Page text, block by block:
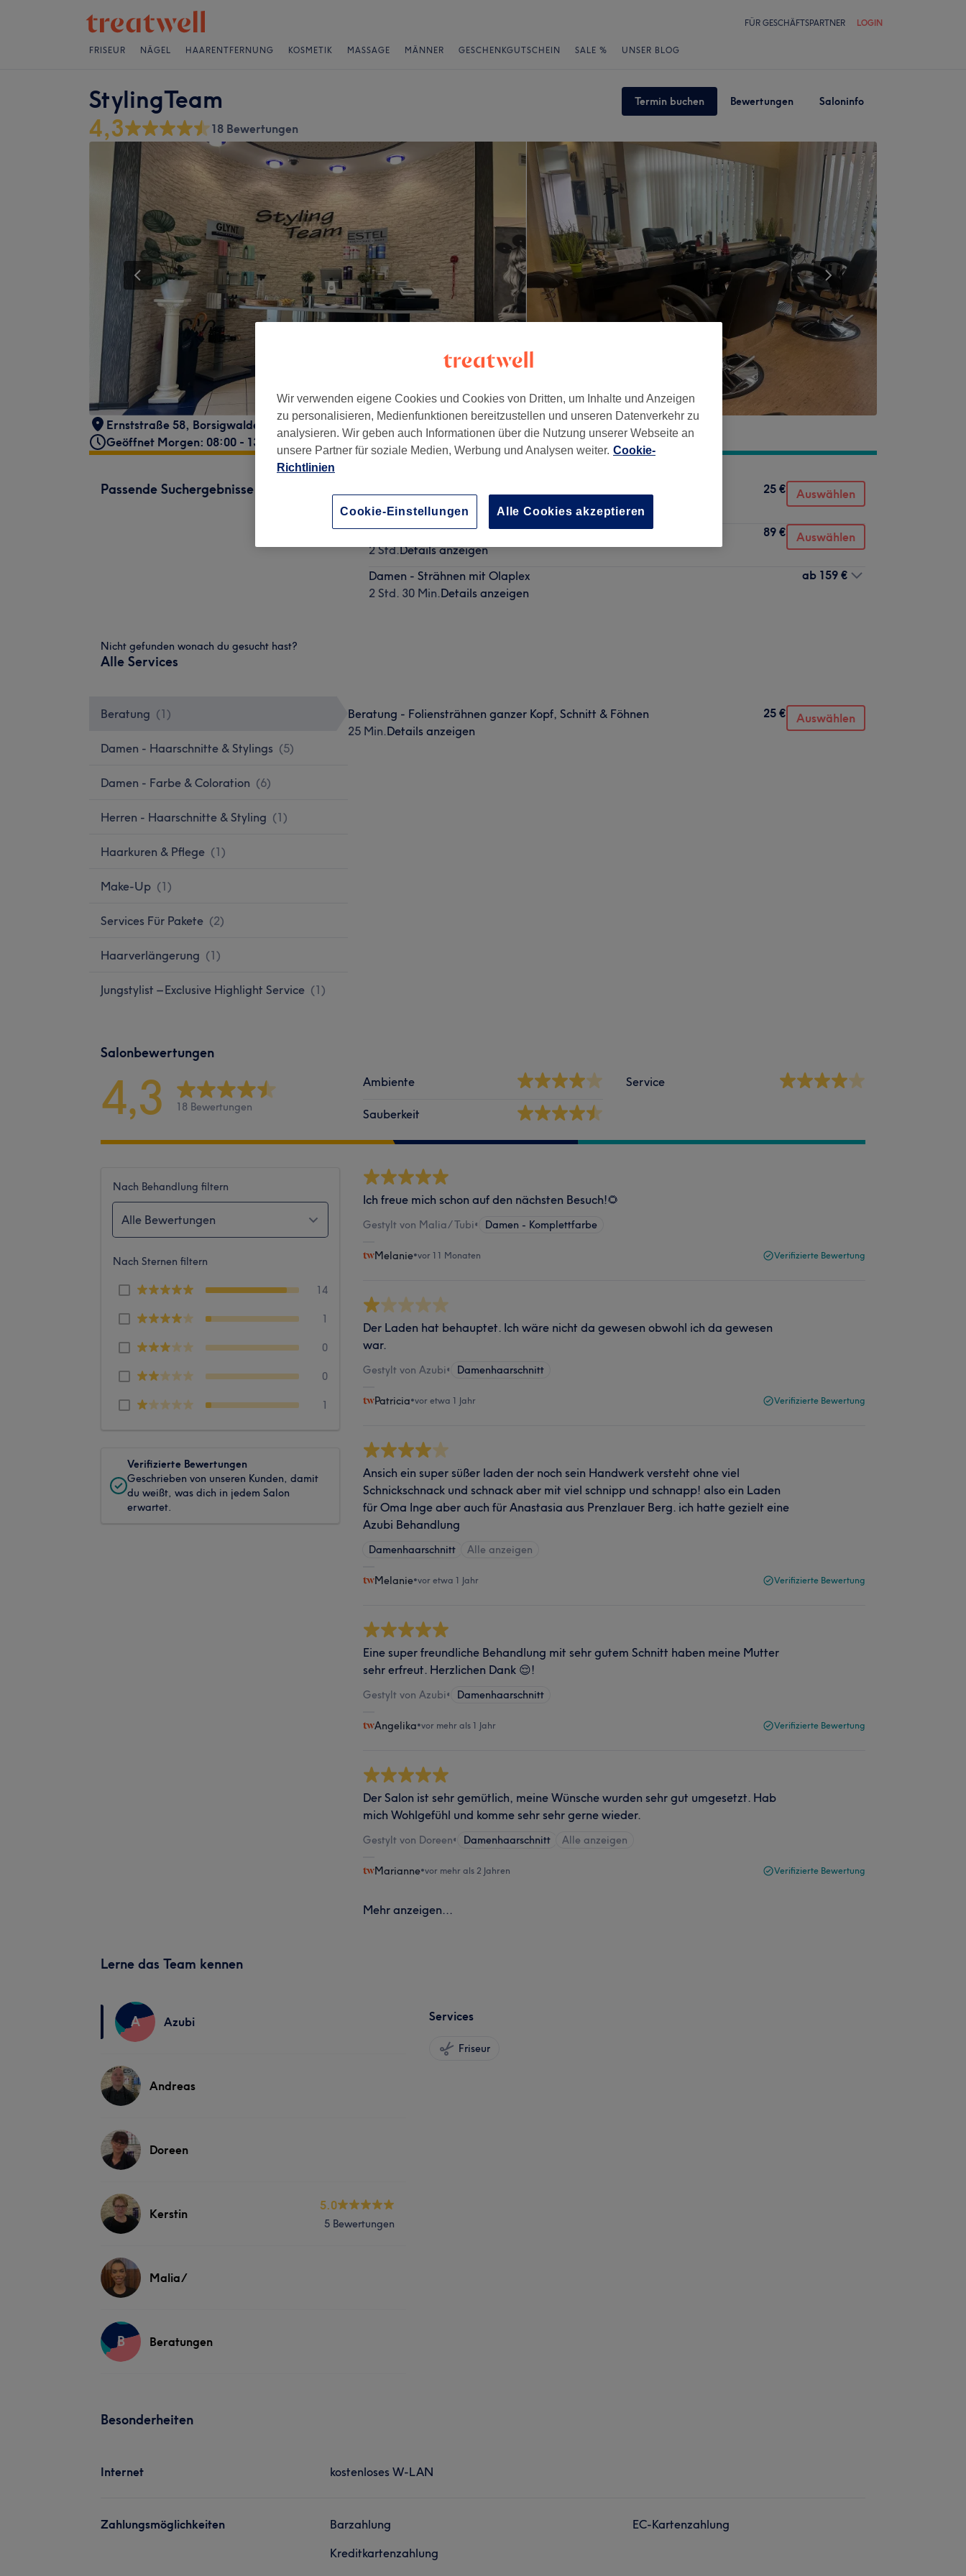
FÜR GESCHÄFTSPARTNER LOGIN
FRISEUR NÄGEL HAARENTFERNUNG KOSMETIK MASSAGE MÄNNER GESCHENKGUTSCHEIN SALE % UNSER BLOG
StylingTeam Termin buchen Bewertungen Saloninfo
4,3 18 Bewertungen
Ernststraße 58, Borsigwalde Berlin , 13509
Geöffnet Morgen: 08:00 - 13:00
Passende Suchergebnisse
25 Min.Details anzeigen
25 € Auswählen
Damen kurz- Strähnen ganzer Kopf
2 Std.Details anzeigen
89 € Auswählen
Damen - Strähnen mit Olaplex
2 Std. 30 Min.Details anzeigen
ab 159 €
Nicht gefunden wonach du gesucht hast?
Alle Services
Beratung (1 )
Damen - Haarschnitte & Stylings (5)
Damen - Farbe & Coloration (6)
Herren - Haarschnitte & Styling (1)
Haarkuren & Pflege (1)
Make-Up (1)
Services Für Pakete (2)
Haarverlängerung (1)
Jungstylist – Exclusive Highlight Service (1)
Beratung - Foliensträhnen ganzer Kopf, Schnitt & Föhnen
25 Min.Details anzeigen
25 € Auswählen
Salonbewertungen
4,3 18 Bewertungen
Ambiente
Sauberkeit
Service
Nach Behandlung filtern
Alle Bewertungen
Nach Sternen filtern
14
1
0
0
1
Verifizierte Bewertungen
Geschrieben von unseren Kunden, damit
du weißt, was dich in jedem Salon
erwartet.
Ich freue mich schon auf den nächsten Besuch!🌻
Gestylt von Malia/ Tubi• Damen - Komplettfarbe
Melanie•vor 11 Monaten Verifizierte Bewertung
Der Laden hat behauptet. Ich wäre nicht da gewesen obwohl ich da gewesen
war.
Gestylt von Azubi• Damenhaarschnitt
Patricia•vor etwa 1 Jahr Verifizierte Bewertung
Ansich ein super süßer laden der noch sein Handwerk versteht ohne viel
Schnickschnack und schnack aber mit viel schnipp und schnapp! also ein Laden
für Oma Inge aber auch für Anastasia aus Prenzlauer Berg. ich hatte gezielt eine
Azubi Behandlung
Damenhaarschnitt Alle anzeigen
Melanie•vor etwa 1 Jahr Verifizierte Bewertung
Eine super freundliche Behandlung mit sehr gutem Schnitt haben meine Mutter
sehr erfreut. Herzlichen Dank 😌!
Gestylt von Azubi• Damenhaarschnitt
Angelika•vor mehr als 1 Jahr Verifizierte Bewertung
Der Salon ist sehr gemütlich, meine Wünsche wurden sehr gut umgesetzt. Hab
mich Wohlgefühl und komme sehr sehr gerne wieder.
Gestylt von Doreen• Damenhaarschnitt Alle anzeigen
Marianne•vor mehr als 2 Jahren Verifizierte Bewertung
Mehr anzeigen...
Lerne das Team kennen
A Azubi
Andreas
Doreen
Kerstin
5.0
5 Bewertungen
Malia/
B Beratungen
Services
Friseur
Besonderheiten
Internet kostenloses W-LAN
Zahlungsmöglichkeiten
Barzahlung
Kreditkartenzahlung
EC-Kartenzahlung
Wir verwenden eigene Cookies und Cookies von Dritten, um Inhalte und Anzeigen
zu personalisieren, Medienfunktionen bereitzustellen und unseren Datenverkehr zu
analysieren. Wir geben auch Informationen über die Nutzung unserer Webseite an
unsere Partner für soziale Medien, Werbung und Analysen weiter. Cookie-
Richtlinien
Cookie-Einstellungen Alle Cookies akzeptieren